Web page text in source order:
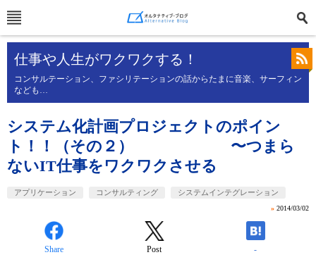
仕事や人生がワクワクする！
コンサルテーション、ファシリテーションの話からたまに音楽、サーフィン
なども…
システム化計画プロジェクトのポイン
ト！！（その２） 〜つまら
ないIT仕事をワクワクさせる
アプリケーション コンサルティング システムインテグレーション
» 2014/03/02
Share Post -